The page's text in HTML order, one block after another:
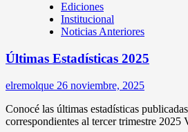
Ediciones
Institucional
Noticias Anteriores
Últimas Estadísticas 2025
elremolque 26 noviembre, 2025
Conocé las últimas estadísticas
correspondientes al tercer trimestre